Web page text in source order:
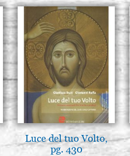
Luce del tuo Volto,
pg. 430